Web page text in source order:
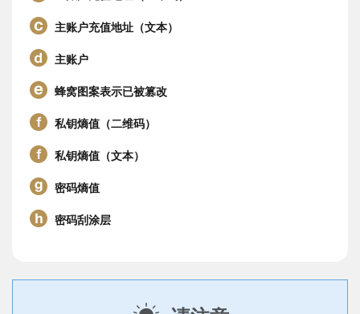
主账户充值地址（文本）
主账户
蜂窝图案表示已被篡改
私钥熵值（二维码）
私钥熵值（文本）
密码熵值
密码刮涂层